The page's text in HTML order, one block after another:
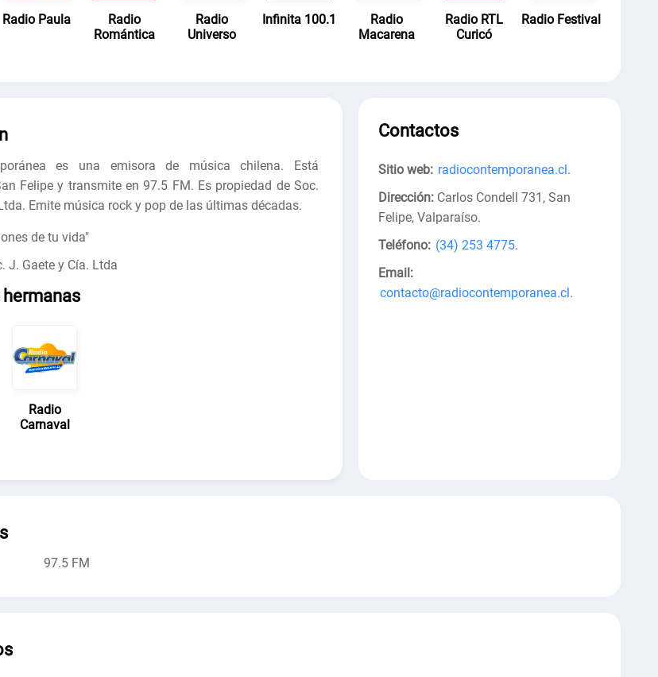
Radio Paula
Radio
Romántica
Radio
Universo
Infinita 100.1
Radio
Macarena
Radio RTL
Curicó
Radio Festival
es una emisora ​​de música chilena. Está
Felipe y transmite en 97.5 FM. Es propiedad de Soc.
Emite música rock y pop de las últimas décadas.
de tu vida"
J. Gaete y Cía. Ltda
Radio
Carnaval
Contactos
Sitio web: radiocontemporanea.cl.
Dirección: Carlos Condell 731, San
Felipe, Valparaíso.
Teléfono: (34) 253 4775.
Email:
contacto@radiocontemporanea.cl.
97.5 FM